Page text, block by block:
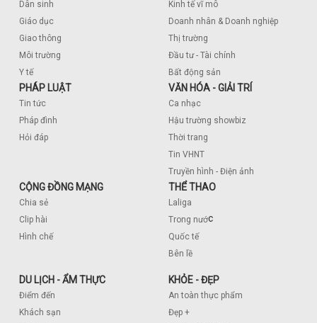
Dân sinh
Giáo dục
Giao thông
Môi trường
Y tế
Kinh tế vĩ mô
Doanh nhân & Doanh nghiệp
Thị trường
Đầu tư - Tài chính
Bất động sản
PHÁP LUẬT
Tin tức
Pháp đình
Hỏi đáp
VĂN HÓA - GIẢI TRÍ
Ca nhạc
Hậu trường showbiz
Thời trang
Tin VHNT
Truyền hình - Điện ảnh
CỘNG ĐỒNG MẠNG
Chia sẻ
Clip hài
Hình chế
THỂ THAO
Laliga
Trong nước
Quốc tế
Bên lề
DU LỊCH - ẨM THỰC
Điểm đến
Khách sạn
KHỎE - ĐẸP
An toàn thực phẩm
Đẹp +